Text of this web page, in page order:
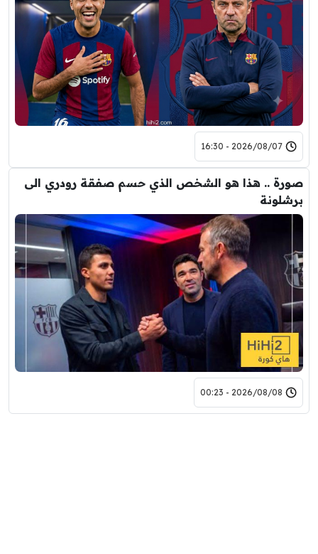
2026/08/07 - 16:30
صورة .. هذا هو الشخص الذي حسم صفقة رودري الى
برشلونة
2026/08/08 - 00:23